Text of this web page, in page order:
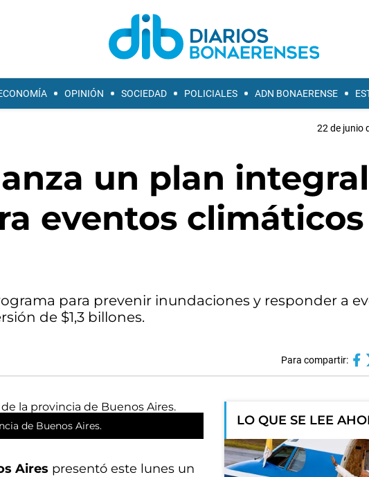
OPINIÓN SOCIEDAD POLICIALES ADN BONAERENSE
22 de junio
un plan integral
eventos climáticos
para prevenir inundaciones y responder a
de $1,3 billones.
Para compartir:
de Buenos Aires.
Aires presentó este lunes un
LO QUE SE LEE